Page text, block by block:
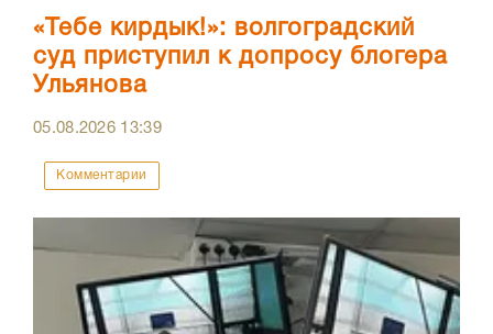
«Тебе кирдык!»: волгоградский
суд приступил к допросу блогера
Ульянова
05.08.2026 13:39
Комментарии